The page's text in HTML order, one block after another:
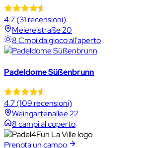
4.7(31 recensioni)
Meiereistraße 20
8 Cmpi da gioco all'aperto
Padeldome Süßenbrunn
4.7(109 recensioni)
Weingartenallee 22
8 campi al coperto
Prenota un campo